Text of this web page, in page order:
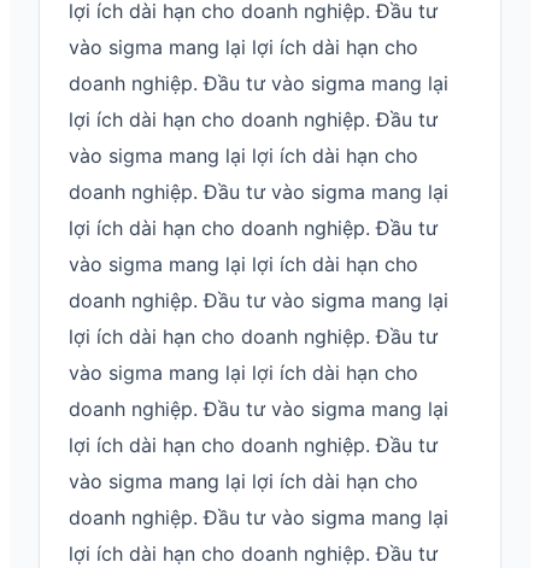
lợi ích dài hạn cho doanh nghiệp. Đầu tư
vào sigma mang lại lợi ích dài hạn cho
doanh nghiệp. Đầu tư vào sigma mang lại
lợi ích dài hạn cho doanh nghiệp. Đầu tư
vào sigma mang lại lợi ích dài hạn cho
doanh nghiệp. Đầu tư vào sigma mang lại
lợi ích dài hạn cho doanh nghiệp. Đầu tư
vào sigma mang lại lợi ích dài hạn cho
doanh nghiệp. Đầu tư vào sigma mang lại
lợi ích dài hạn cho doanh nghiệp. Đầu tư
vào sigma mang lại lợi ích dài hạn cho
doanh nghiệp. Đầu tư vào sigma mang lại
lợi ích dài hạn cho doanh nghiệp. Đầu tư
vào sigma mang lại lợi ích dài hạn cho
doanh nghiệp. Đầu tư vào sigma mang lại
lợi ích dài hạn cho doanh nghiệp. Đầu tư